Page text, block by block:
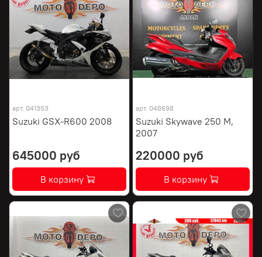
арт. 041353
Suzuki GSX-R600 2008
645000 руб
В корзину
арт. 048698
Suzuki Skywave 250 M,
2007
220000 руб
В корзину